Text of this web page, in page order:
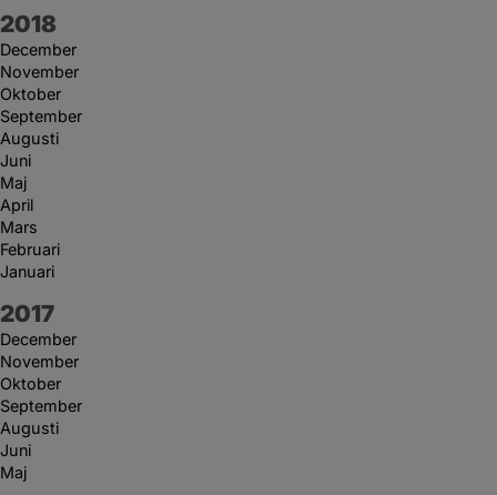
År:
2018
December
November
Oktober
September
Augusti
Juni
Maj
April
Mars
Februari
Januari
År:
2017
December
November
Oktober
September
Augusti
Juni
Maj